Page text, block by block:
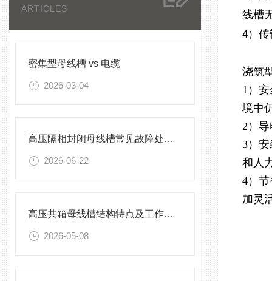
ARTICLES
密集型母线槽 vs 电缆
2026-03-04
高压隔相封闭母线槽常见故障处理方案
2026-06-22
高压共箱母线槽结构特点及工作原理
2026-05-08
线槽
4）
浇筑
1）
境中
2）
3）
和人
4）
加灵